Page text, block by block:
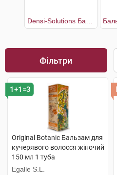
Фільтри
1+1=3
Original Botanic Бальзам для
кучерявого волосся жіночий
150 мл 1 туба
Egalle S.L.